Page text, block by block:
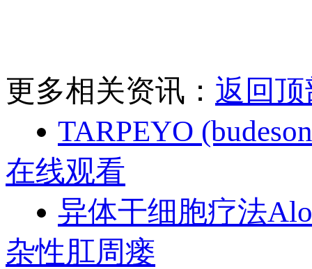
更多相关资讯： 返回顶
TARPEYO
在线观看
异体干细胞疗法
杂性肛周瘘